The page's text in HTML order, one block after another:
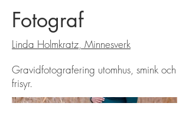
Fotograf
Linda Holmkratz, Minnesverk
Gravidfotografering utomhus, smink och
frisyr.